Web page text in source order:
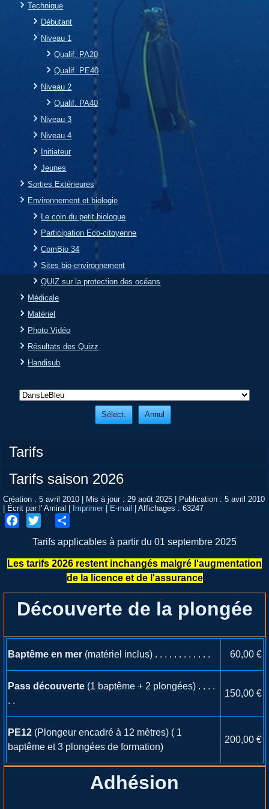
Technique
Débutant
Niveau 1
Qualif. PA20
Qualif. PE40
Niveau 2
Qualif. PA40
Niveau 3
Niveau 4
Initiateur
Jeunes
Sorties Extérieures
Environnement et biologie
Le coin du petit biologue
Participation Eco-citoyenne
ComBio 34
Sites bio-environnement
QUIZ sur la protection des océans
Médicale
Matériel
Photo Vidéo
Résultats des Quizz
Handisub
Tarifs
Tarifs saison 2026
Création : 5 avril 2010 | Mis à jour : 29 août 2025 | Publication : 5 avril 2010
| Écrit par l' Amiral | Imprimer | E-mail |Affichages : 63247
Tarifs applicables à partir du 01 septembre 2025
Les tarifs 2026 restent inchangés malgré l'augmentation
de la licence et de l'assurance
Découverte de la plongée
Baptême en mer(matériel inclus) . . . . . . . . . . . . 60,00 €
Pass découverte(1 baptême + 2 plongées) . . . .
. .
150,00 €
PE12 (Plongeur encadré à 12 mètres) ( 1
baptême et 3 plongées de formation)
200,00 €
Adhésion